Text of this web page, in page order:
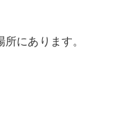
にあります。